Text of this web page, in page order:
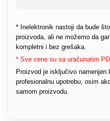
* Inelektronik nastoji da bude
proizvoda, ali ne možemo da
kompletni i bez grešaka.
* Sve cene su sa uračunatim
Proizvod je isključivo namenjen
profesionalnu upotrebu, osim
samom proizvodu.